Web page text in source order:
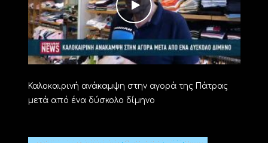
Καλοκαιρινή ανάκαμψη στην αγορά της Πάτρας
μετά από ένα δύσκολο δίμηνο